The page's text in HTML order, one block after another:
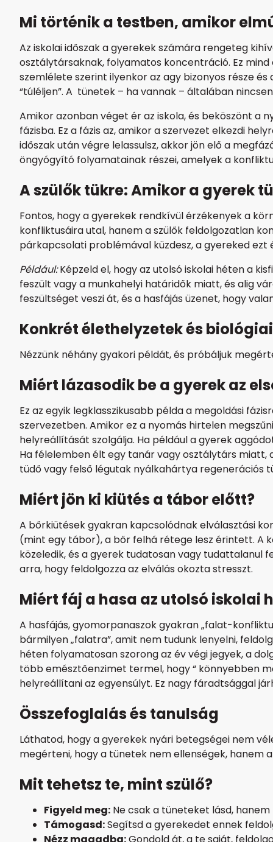
Mi történik a testben, amikor
Az iskolai időszak a gyerekek számára rengeteg
osztálytársaknak, folyamatos koncentráció. Ez
szemlélete szerint ilyenkor az agy bizonyos része
“túléljen”. A tünetek – ha vannak – általában
Amikor azonban véget ér az iskola, és beköszönt a
fázisba. Ez a fázis az, amikor a szervezet elkezdi
időszak után végre lelassulsz, akkor jön elő a
öngyógyító folyamatainak részei, amelyek a
A szülők tükre: Amikor a gyerek
Fontos, hogy a gyerekek rendkívül érzékenyek a
konfliktusáira utal, hanem a szülők feldolgozatlan
párkapcsolati problémával küzdesz, a gyereked
Például:Képzeld el, hogy az utolsó iskolai héten a
feszült vagy a munkahelyi határidők miatt, és alig
feszültséget veszi át, és a hasfájás üzenet, hogy
Konkrét élethelyzetek és
Nézzünk néhány gyakori példát, és próbáljuk
Miért lázasodik be a gyerek az
Ez az egyik legklasszikusabb példa a megoldási
szervezetben. Amikor ez a nyomás hirtelen
helyreállítását szolgálja. Ha például a gyerek
Ha félelemben élt egy tanár vagy osztálytárs miatt,
tüdő vagy felső légutak nyálkahártya regenerációs
Miért jön ki kiütés a tábor előtt?
A bőrkiütések gyakran kapcsolódnak elválasztási
(mint egy tábor), a bőr felhá rétege lesz érintett. A
közeledik, és a gyerek tudatosan vagy tudattalanul
arra, hogy feldolgozza az elválás okozta stresszt.
Miért fáj a hasa az utolsó iskolai
A hasfájás, gyomorpanaszok gyakran „falat-
bármilyen „falatra”, amit nem tudunk lenyelni,
héten folyamatosan szorong az év végi jegyek, a
több emésztőenzimet termel, hogy “ könnyebben
helyreállítani az egyensúlyt. Ez nagy fáradtsággal
Összefoglalás és tanulság
Láthatod, hogy a gyerekek nyári betegségei nem
megérteni, hogy a tünetek nem ellenségek,
Mit tehetsz te, mint szülő?
Figyeld meg: Ne csak a tüneteket lásd,
Támogasd:Segítsd a gyerekedet ennek